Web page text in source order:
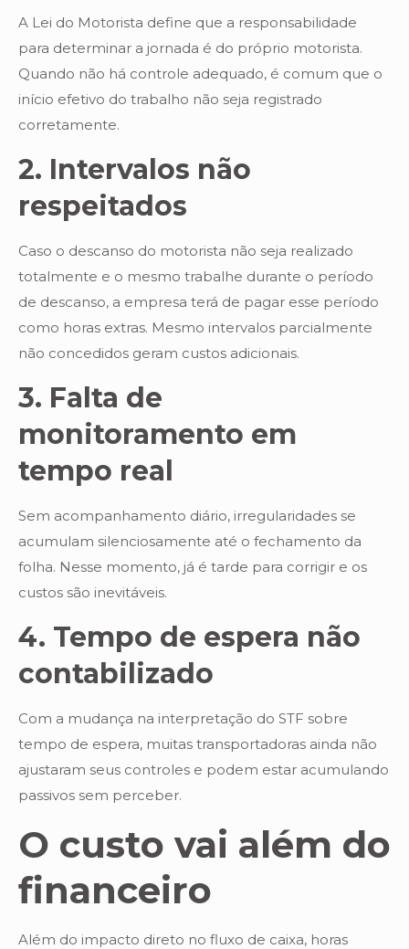
A Lei do Motorista define que a responsabilidade
para determinar a jornada é do próprio motorista.
Quando não há controle adequado, é comum que o
início efetivo do trabalho não seja registrado
corretamente.
2. Intervalos não
respeitados
Caso o descanso do motorista não seja realizado
totalmente e o mesmo trabalhe durante o período
de descanso, a empresa terá de pagar esse período
como horas extras. Mesmo intervalos parcialmente
não concedidos geram custos adicionais.
3. Falta de
monitoramento em
tempo real
Sem acompanhamento diário, irregularidades se
acumulam silenciosamente até o fechamento da
folha. Nesse momento, já é tarde para corrigir e os
custos são inevitáveis.
4. Tempo de espera não
contabilizado
Com a mudança na interpretação do STF sobre
tempo de espera, muitas transportadoras ainda não
ajustaram seus controles e podem estar acumulando
passivos sem perceber.
O custo vai além do
financeiro
Além do impacto direto no fluxo de caixa, horas